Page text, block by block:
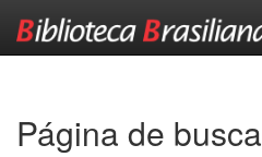
Página de busca